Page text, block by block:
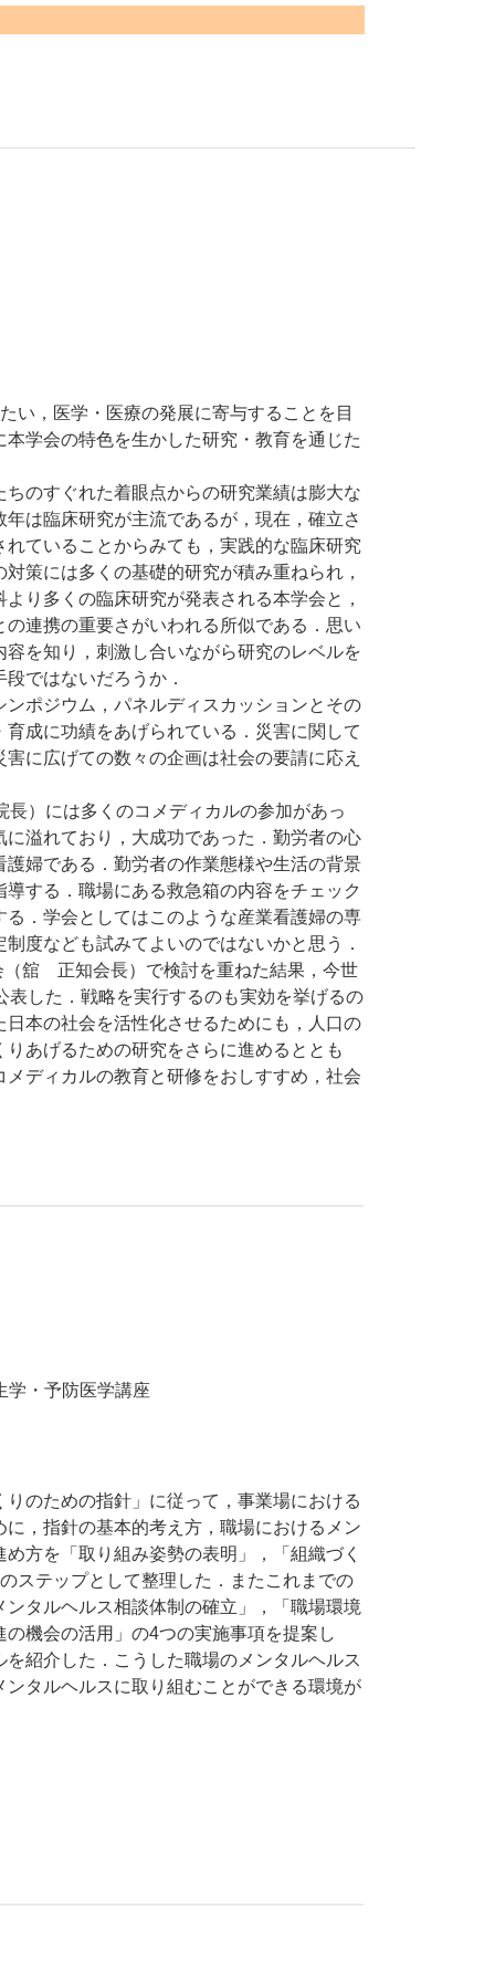
い，医学・医療の発展に寄与することを目
学会の特色を生かした研究・教育を通じた
のすぐれた着眼点からの研究業績は膨大な
は臨床研究が主流であるが，現在，確立さ
ていることからみても，実践的な臨床研究
策には多くの基礎的研究が積み重ねられ，
り多くの臨床研究が発表される本学会と，
連携の重要さがいわれる所似である．思い
を知り，刺激し合いながら研究のレベルを
ではないだろうか．
ポジウム，パネルディスカッションとその
成に功績をあげられている．災害に関して
に広げての数々の企画は社会の要請に応え
）には多くのコメディカルの参加があっ
溢れており，大成功であった．勤労者の心
婦である．勤労者の作業態様や生活の背景
する．職場にある救急箱の内容をチェック
．学会としてはこのような産業看護婦の専
度なども試みてよいのではないかと思う．
舘 正知会長）で検討を重ねた結果，今世
した．戦略を実行するのも実効を挙げるの
本の社会を活性化させるためにも，人口の
あげるための研究をさらに進めるととも
ディカルの教育と研修をおしすすめ，社会
学・予防医学講座
のための指針」に従って，事業場における
，指針の基本的考え方，職場におけるメン
方を「取り組み姿勢の表明」，「組織づく
ステップとして整理した．またこれまでの
タルヘルス相談体制の確立」，「職場環境
機会の活用」の4つの実施事項を提案し
紹介した．こうした職場のメンタルヘルス
タルヘルスに取り組むことができる環境が